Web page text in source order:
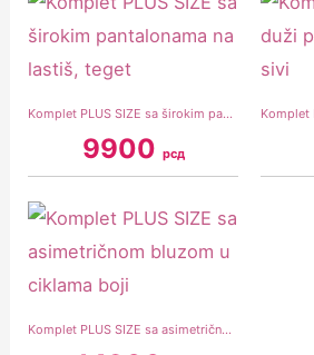
Komplet PLUS SIZE sa širokim pantalonama na lastiš, teget
9900 рсд
Komplet PLUS SIZE sa asimetričnom bluzom u ciklama boji